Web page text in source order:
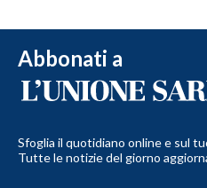
Abbonati a
Sfoglia il quotidiano online e sul
Tutte le notizie del giorno